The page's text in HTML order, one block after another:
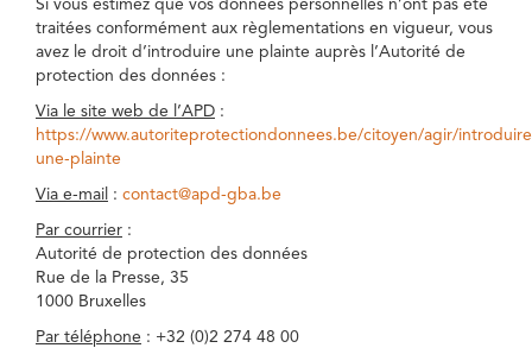
Si vous estimez que vos données personnelles n’ont pas été
traitées conformément aux règlementations en vigueur, vous
avez le droit d’introduire une plainte auprès l’Autorité de
protection des données :
Via le site web de l’APD :
https://www.autoriteprotectiondonnees.be/citoyen/agir/
une-plainte
Via e-mail : contact@apd-gba.be
Par courrier :
Autorité de protection des données
Rue de la Presse, 35
1000 Bruxelles
Par téléphone : +32 (0)2 274 48 00